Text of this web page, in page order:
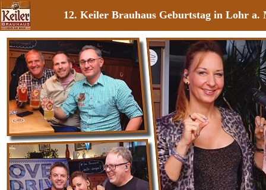
12. Keiler Brauhaus Geburtstag in Lohr a.